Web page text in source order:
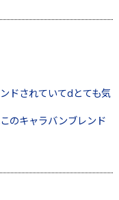
ドされていてdとても気
のキャラバンブレンド